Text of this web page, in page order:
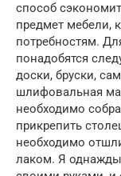
способ
предмет мебели,
потребностям.
понадобятся
доски, бруски,
шлифовальная
необходимо
прикрепить
необходимо
лаком. Я однажды